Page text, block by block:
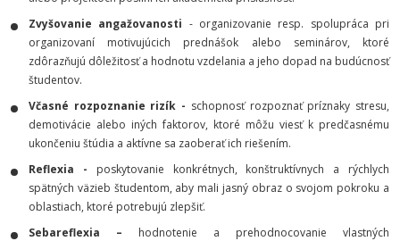
Zvyšovanie angažovanosti - organizovanie resp. spolupráca pri
organizovaní motivujúcich prednášok alebo seminárov, ktoré
zdôrazňujú dôležitosť a hodnotu vzdelania a jeho dopad na budúcnosť
študentov.
Včasné rozpoznanie rizík - schopnosť rozpoznať príznaky stresu,
demotivácie alebo iných faktorov, ktoré môžu viesť k predčasnému
ukončeniu štúdia a aktívne sa zaoberať ich riešením.
Reflexia - poskytovanie konkrétnych, konštruktívnych a rýchlych
spätných väzieb študentom, aby mali jasný obraz o svojom pokroku a
oblastiach, ktoré potrebujú zlepšiť.
Sebareflexia – hodnotenie a prehodnocovanie vlastných